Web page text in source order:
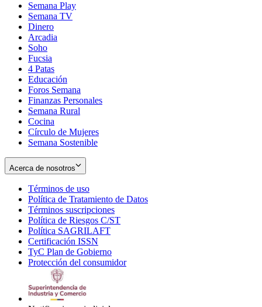
Semana Play
Semana TV
Dinero
Arcadia
Soho
in
new
window
Fucsia
in
new
window
4 Patas
Educación
Foros Semana
Finanzas Personales
Semana Rural
Cocina
Círculo de Mujeres
Semana Sostenible
Acerca de nosotros
Términos de uso
in
new
window
Política de Tratamiento de Datos
Términos suscripciones
in
Política de Riesgos C/ST
Política SAGRILAFT
new
window
Certificación ISSN
in
new
TyC Plan de Gobierno
in
Protección del consumidorOpens